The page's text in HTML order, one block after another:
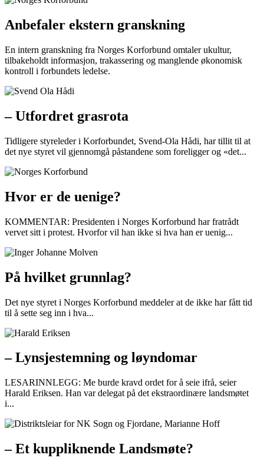
Anbefaler ekstern granskning
En intern granskning fra Norges Korforbund omtaler ukultur,
tilbakeholdt informasjon, trakassering og manglende økonomisk
kontroll i forbundets ledelse.
– Utfordret grasrota
Tidligere styreleder i Korforbundet, Svend-Ola Hådi, har tillit til at
det nye styret vil gjennomgå påstandene som foreligger og «det...
Hvor er de uenige?
KOMMENTAR: Presidenten i Norges Korforbund har fratrådt
vervet sitt i protest. Hvorfor vil han ikke si hva han er uenig...
På hvilket grunnlag?
Det nye styret i Norges Korforbund meddeler at de ikke har fått tid
til å sette seg inn i hva...
– Lynsjestemning og løyndomar
LESARINNLEGG: Me burde kravd ordet for å seie ifrå, seier
Harald Eriksen. Han var delegat på det ekstraordinære landsmøtet
i...
– Et kuppliknende Landsmøte?